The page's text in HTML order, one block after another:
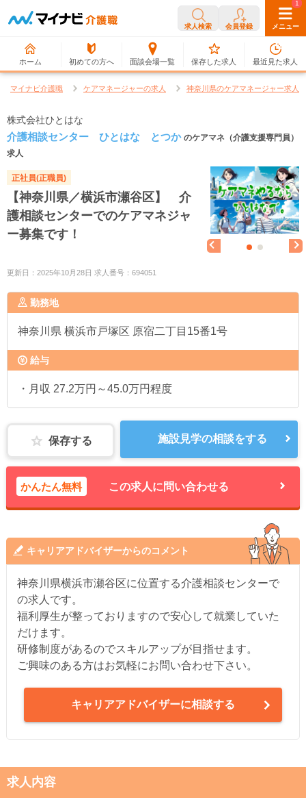
求人検索 会員登録 メニュー
ホーム 初めての方へ 面談会場一覧
0
保存した求人
1
最近見た求人
マイナビ介護職 ケアマネージャーの求人 神奈川県のケアマネージャー求人
株式会社ひとはな
介護相談センター ひとはな とつか のケアマネ（介護支援専門員）
求人
正社員(正職員)
【神奈川県／横浜市瀬谷区】 介
護相談センターでのケアマネジャ
ー募集です！
更新日：2025年10月28日 求人番号：694051
勤務地
神奈川県 横浜市戸塚区 原宿二丁目15番1号
給与
・月収 27.2万円～45.0万円程度
保存する 施設見学の相談をする
かんたん無料 この求人に問い合わせる
キャリアアドバイザーからのコメント
神奈川県横浜市瀬谷区に位置する介護相談センターで
の求人です。
福利厚生が整っておりますので安心して就業していた
だけます。
研修制度があるのでスキルアップが目指せます。
ご興味のある方はお気軽にお問い合わせ下さい。
キャリアアドバイザーに相談する
求人内容